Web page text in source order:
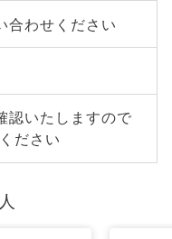
合わせください
認いたしますので
ださい